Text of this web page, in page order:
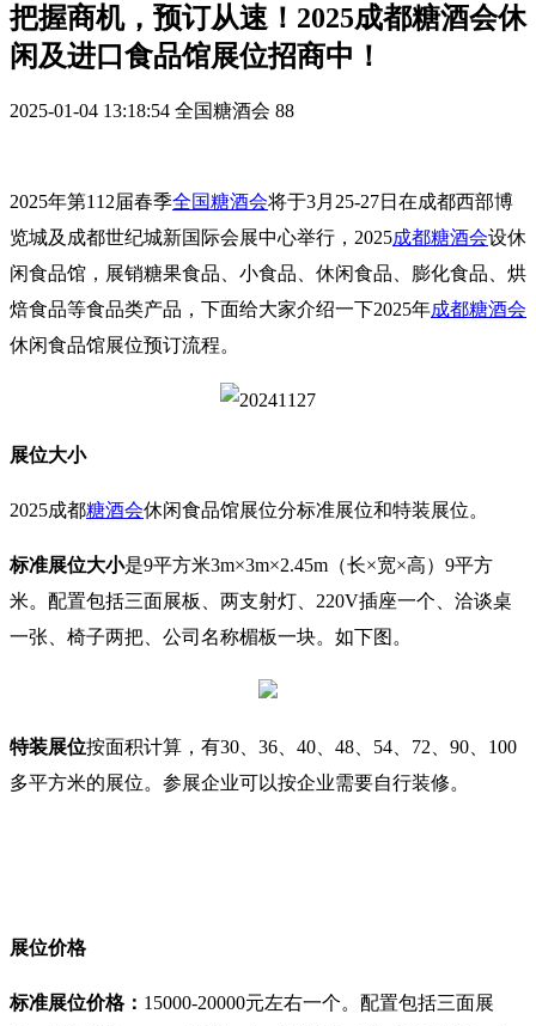
把握商机，预订从速！2025成都糖酒会休
闲及进口食品馆展位招商中！
2025-01-04 13:18:54 全国糖酒会 88
2025年第112届春季全国糖酒会将于3月25-27日在成都西部博
览城及成都世纪城新国际会展中心举行， 2025成都糖酒会设休
闲食品馆，展销糖果食品、小食品、休闲食品、膨化食品、烘
焙食品等食品类产品，下面给大家介绍一下2025年成都糖酒会
休闲食品馆展位预订流程。
展位大小
2025成都糖酒会休闲食品馆展位分标准展位和特装展位。
标准展位大小是9平方米3m×3m×2.45m（长×宽×高）9平方
米。配置包括三面展板、两支射灯、220V插座一个、洽谈桌
一张、椅子两把、公司名称楣板一块。如下图。
特装展位按面积计算，有30、36、40、48、54 72 、90 、100
多平方米的展位。 参展企业可以按企业需要自行装修。
展位价格
标准展位价格： 15000-20000元左右一个。配置包括三面展